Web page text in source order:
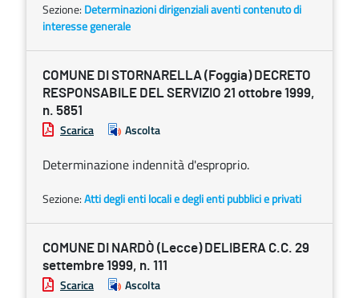
Sezione: Determinazioni dirigenziali aventi contenuto di
interesse generale
COMUNE DI STORNARELLA (Foggia) DECRETO
RESPONSABILE DEL SERVIZIO 21 ottobre 1999,
n. 5851
Scarica Ascolta
Determinazione indennità d'esproprio.
Sezione:Atti degli enti locali e degli enti pubblici e privati
COMUNE DI NARDÒ (Lecce) DELIBERA C.C. 29
settembre 1999, n. 111
Scarica Ascolta